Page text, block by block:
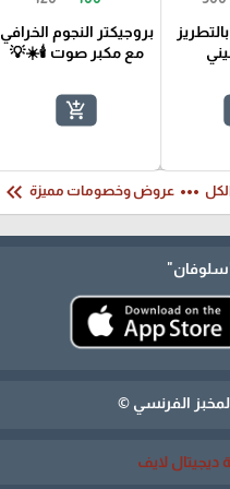
بروجيكتر النجوم الخرافي
مع مكبر صوت 🕯️☀️💡
add_shopping_cart
more_horiz عروض وخصومات مميزة keyboard_double_arrow_left
الفرنسي ©
لايف